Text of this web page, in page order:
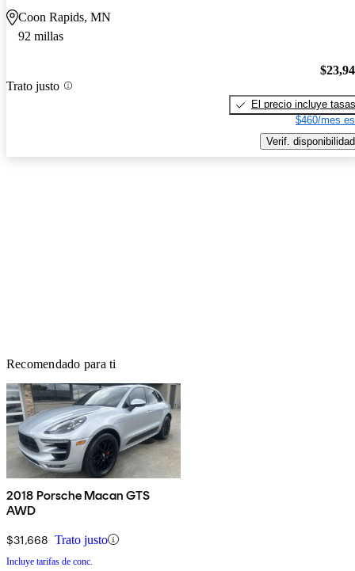
Coon Rapids, MN
92 millas
Trato justo
El precio incluye tasas
$460/mes
Verif. disponibilidad
Recomendado para ti
2018 Porsche Macan GTS
AWD
$31,668 Trato justo
Incluye tarifas de conc.